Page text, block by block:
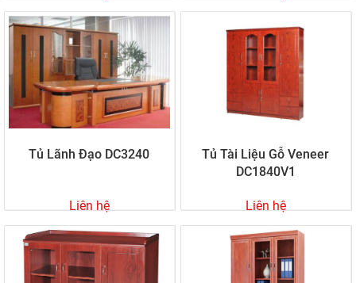
Tủ Lãnh Đạo DC3240
Liên hệ
Tủ Tài Liệu Gỗ Veneer
DC1840V1
Liên hệ